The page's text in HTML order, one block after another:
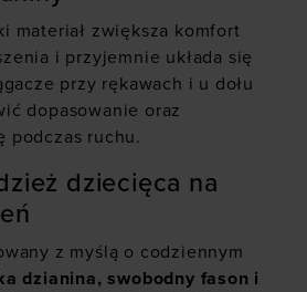
materiał zwiększa komfort
i przyjemnie układa się
przy rękawach i u dołu
dopasowanie oraz
podczas ruchu.
dziecięca na
z myślą o codziennym
dzianina, swobodny fason i